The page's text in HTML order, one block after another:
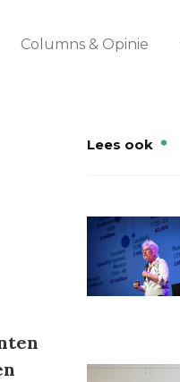
Columns & Opinie
Lees ook